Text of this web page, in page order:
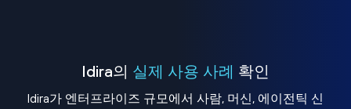
Idira의 실제 사용 사례 확인
Idira가 엔터프라이즈 규모에서 사람, 머신, 에이전틱 신